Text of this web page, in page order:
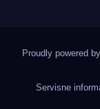
Proudly powered
Servisne